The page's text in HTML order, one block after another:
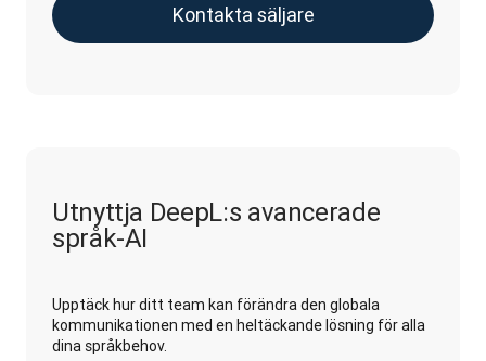
Kontakta säljare
Utnyttja DeepL:s avancerade
språk-AI
Upptäck hur ditt team kan förändra den globala
kommunikationen med en heltäckande lösning för alla
dina språkbehov.